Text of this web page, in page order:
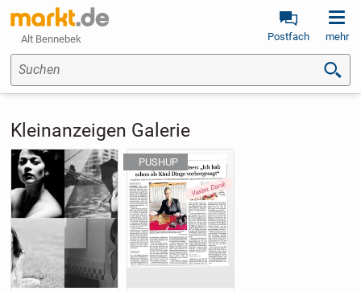
Alt Bennebek Postfach mehr
Suchen
Kleinanzeigen Galerie